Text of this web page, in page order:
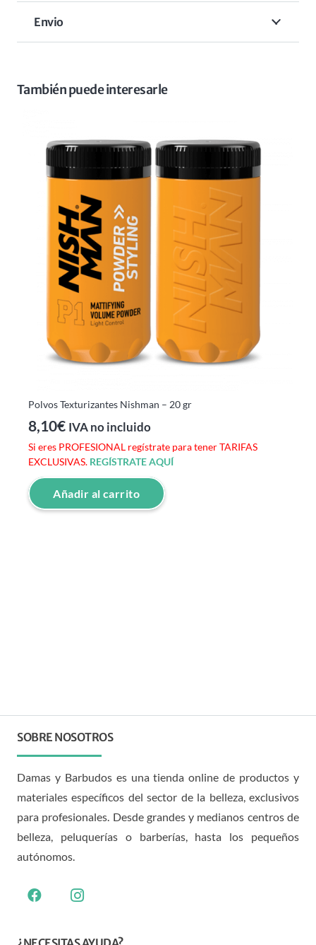
Envio
También puede interesarle
Polvos Texturizantes Nishman – 20 gr
8,10€ IVA no incluido
Si eres PROFESIONAL regístrate para tener TARIFAS
EXCLUSIVAS. REGÍSTRATE AQUÍ
Añadir al carrito
SOBRE NOSOTROS
Damas y Barbudos es una tienda online de productos y
materiales específicos del sector de la belleza, exclusivos
para profesionales. Desde grandes y medianos centros de
belleza, peluquerías o barberías, hasta los pequeños
autónomos.